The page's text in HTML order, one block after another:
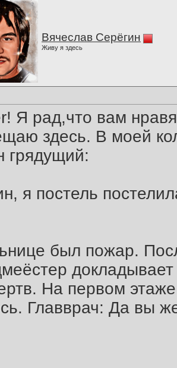
Вячеслав Серёгин
Живу я здесь
Я рад,что вам
здесь. В моей
грядущий:
я постель
был пожар.
На первом
Главврач: Да вы